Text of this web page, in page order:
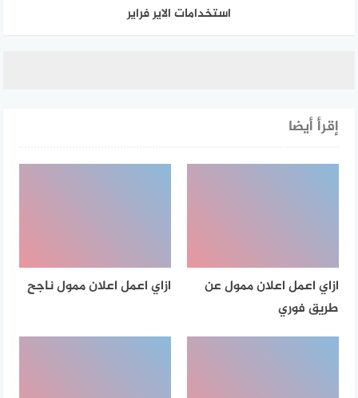
استخدامات الاير فراير
إقرأ أيضا
ازاي اعمل اعلان ممول عن
طريق فوري
ازاي اعمل اعلان ممول ناجح